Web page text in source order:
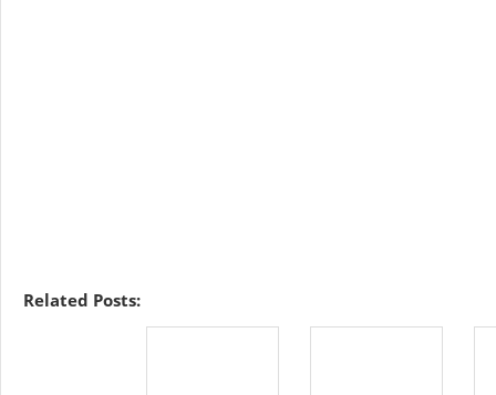
Related Posts: